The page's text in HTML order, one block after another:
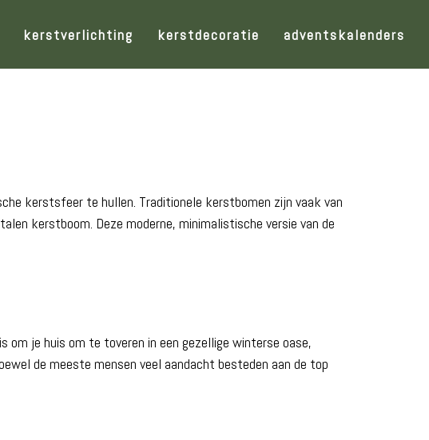
kerstverlichting kerstdecoratie adventskalenders
kerstsfeer te hullen. Traditionele kerstbomen zijn vaak van
kerstboom. Deze moderne, minimalistische versie van de
je huis om te toveren in een gezellige winterse oase,
de meeste mensen veel aandacht besteden aan de top